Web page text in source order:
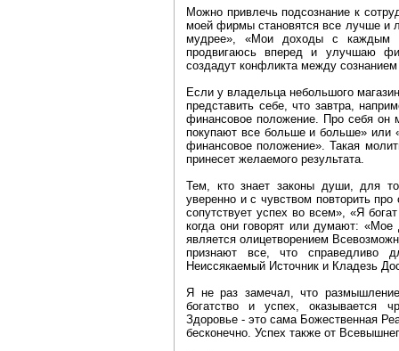
Можно привлечь подсознание к
моей фирмы становятся все лучше и
мудрее», «Мои доходы с каждым
продвигаюсь вперед и улучшаю
создадут конфликта между
Если у владельца небольшого
представить себе, что завтра,
финансовое положение. Про себя он
покупают все больше и больше»
финансовое положение». Такая
принесет желаемого результата.
Тем, кто знает законы души, для
уверенно и с чувством повторить
сопутствует успех во всем», «Я
когда они говорят или думают: «Мое
является олицетворением
признают все, что справедливо
Неиссякаемый Источник и Кладезь
Я не раз замечал, что
богатство и успех, оказывается
Здоровье - это сама Божественная
бесконечно. Успех также от